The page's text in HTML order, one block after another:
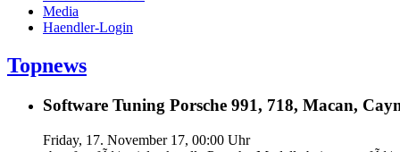
Media
Haendler-Login
Topnews
Software Tuning Porsche 991, 718, Macan,
Friday, 17. November 17, 00:00 Uhr